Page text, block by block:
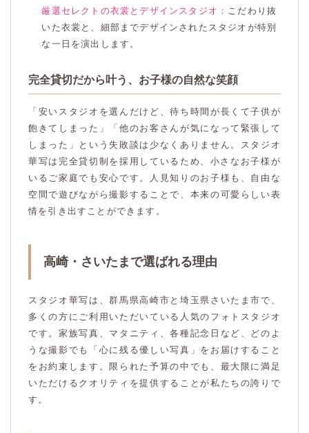
厳選セレクトの衣裳とデザインスタジオ： こだわり抜
いた衣裳と、細部までデザインされたスタジオが特別
な一日を演出します。
完全貸切だから叶う、お子様の自然な笑顔
「安いスタジオを選んだけど、待ち時間が長くて子供が
飽きてしまった」「他のお客さんが気になって緊張して
しまった」という失敗談は少なくありません。スタジオ
華写は完全貸切制を採用しているため、小さなお子様が
いるご家庭でも安心です。人見知りのお子様も、自由な
空間で遊びながら撮影することで、本来の可愛らしい表
情を引き出すことができます。
高崎・さいたまで選ばれる理由
スタジオ華写は、群馬県高崎市と埼玉県さいたま市で、
多くの方にご利用いただいている人気のフォトスタジオ
です。家族写真、マタニティ、各種記念日など、どのよ
うな撮影でも「心に残る優しい写真」をお届けすること
をお約束します。限られた予算の中でも、最大限に満足
いただけるクオリティを提供することが私たちの誇りで
す。